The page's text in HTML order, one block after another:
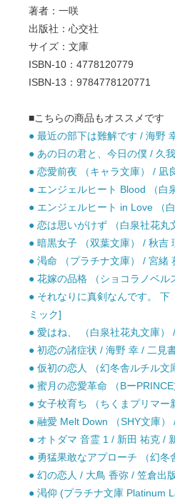
著者：一咲
出版社：心交社
サイズ：文庫
ISBN-10：4778120779
ISBN-13：9784778120771
■こちらの商品もオススメです
● 最近の部下は難解です / 海野
● あの日の君と、今日の僕 / 久
● 恋愛前夜 （キャラ文庫） / 凪
● エンジェルヒート Blood （白
● エンジェルヒート in Love （
● 恋は思いがけず （白泉社花
● 暗黒女子 （双葉文庫） / 秋吉
● 渇命 （プラチナ文庫） / 宮緒
● 花嫁の品格 （ショコラノベ
● それなりに真剣なんです。
ミック]
● 愛はね、 （白泉社花丸文庫）
● 初恋の諸症状 / 海野 幸 / 二見
● 仮初の恋人 （幻冬舎ルチル文
● 蜜月の恋愛革命 （Bー
● 女子校育ち （ちくまプリマ
● 融愛 Melt Down （SHY文庫
● オトダマ 音霊 1 / 新田 祐克 /
● 勇猛果敢なアプローチ （幻
● 幻の恋人 / 大鳥 香弥 / 笠倉出
● 渇仰 (プラチナ文庫 Platinum